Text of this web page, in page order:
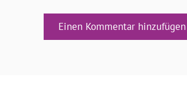
Einen Kommentar hinzufügen